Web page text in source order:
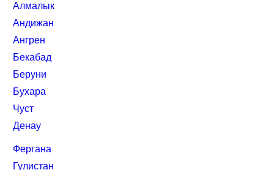
Алмалык
Андижан
Ангрен
Бекабад
Беруни
Бухара
Чуст
Денау
Фергана
Гулистан